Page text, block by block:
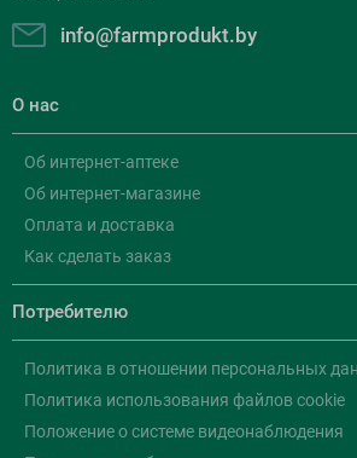
info@farmprodukt.by
О нас
Об интернет-аптеке
Об интернет-магазине
Оплата и доставка
Как сделать заказ
Потребителю
Политика в отношении персональных
Политика использования файлов cookie
Положение о системе видеонаблюдения